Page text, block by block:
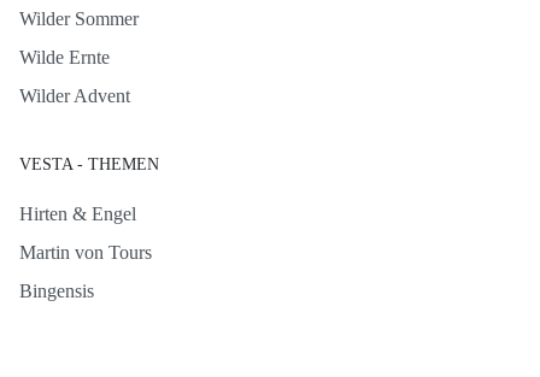
Wilder Sommer
Wilde Ernte
Wilder Advent
VESTA - THEMEN
Hirten & Engel
Martin von Tours
Bingensis